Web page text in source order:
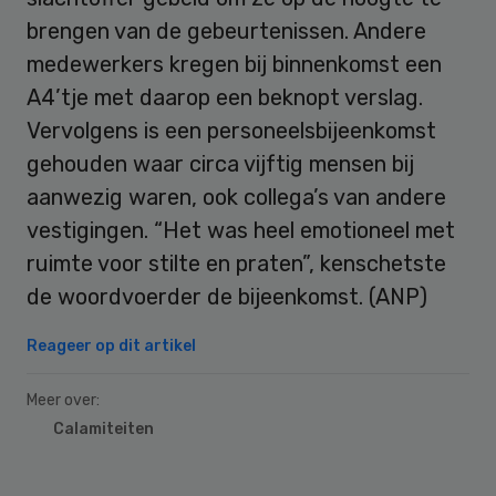
brengen van de gebeurtenissen. Andere
medewerkers kregen bij binnenkomst een
A4’tje met daarop een beknopt verslag.
Vervolgens is een personeelsbijeenkomst
gehouden waar circa vijftig mensen bij
aanwezig waren, ook collega’s van andere
vestigingen. “Het was heel emotioneel met
ruimte voor stilte en praten”, kenschetste
de woordvoerder de bijeenkomst. (ANP)
Reageer op dit artikel
Meer over:
Calamiteiten